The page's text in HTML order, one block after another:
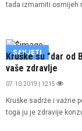
tada izmamiti osmijeh
SAVJETI
Kruške su "dar od
vaše zdravlje
07.10.2019 | 1215
Kruške sadrže i važne
toga ju je zdravije